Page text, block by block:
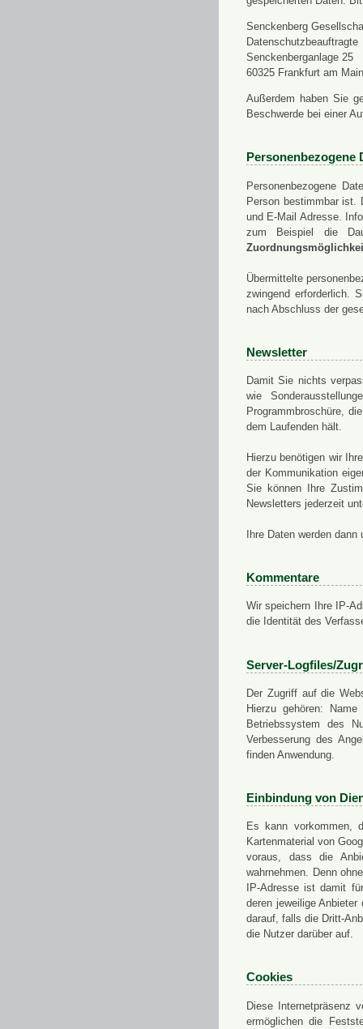
Senckenberg
Datenschutzbeauftragte
Senckenberganlage 25
60325 Frankfurt am Main
Außerdem haben Sie
Beschwerde bei einer
Personenbezogene
Personenbezogene
Person bestimmbar ist.
und E-Mail Adresse.
zum Beispiel die
Übermittelte
zwingend erforderlich.
nach Abschluss der
Newsletter
Damit Sie nichts
wie
Programmbroschüre,
dem Laufenden hält.
Hierzu benötigen wir
der Kommunikation
Sie können Ihre
Newsletters jederzeit
Ihre Daten werden
Kommentare
Wir speichern Ihre IP-
die Identität des
Server-Logfiles/
Der Zugriff auf die
Hierzu gehören:
Betriebssystem des
Verbesserung des
finden Anwendung.
Einbindung von
Es kann vorkommen,
Kartenmaterial von
voraus, dass die
wahrnehmen. Denn
IP-Adresse ist damit
deren jeweilige
darauf, falls die Dritt-
die Nutzer darüber auf.
Cookies
Diese Internetpräsenz
ermöglichen die